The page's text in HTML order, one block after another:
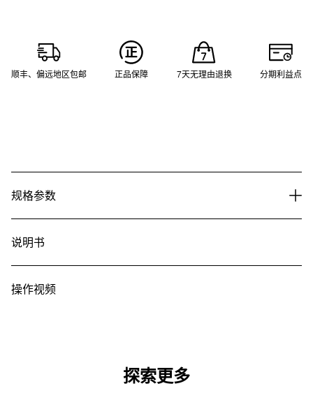
顺丰、偏远地区包邮 正品保障 7天无理由退换 分期利益点
规格参数
说明书
操作视频
探索更多